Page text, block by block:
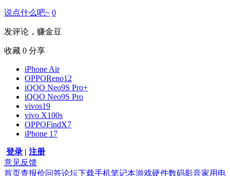
说点什么吧~ 0
发评论，赚金豆
收藏 0 分享
iPhone Air
OPPOReno12
iQOO Neo9S Pro+
iQOO Neo9S Pro
vivos19
vivo X100s
OPPOFindX7
iPhone 17
登录
注册
意见反馈
首页查报价问答论坛 下载手机笔记本游戏硬件数码影音家用电